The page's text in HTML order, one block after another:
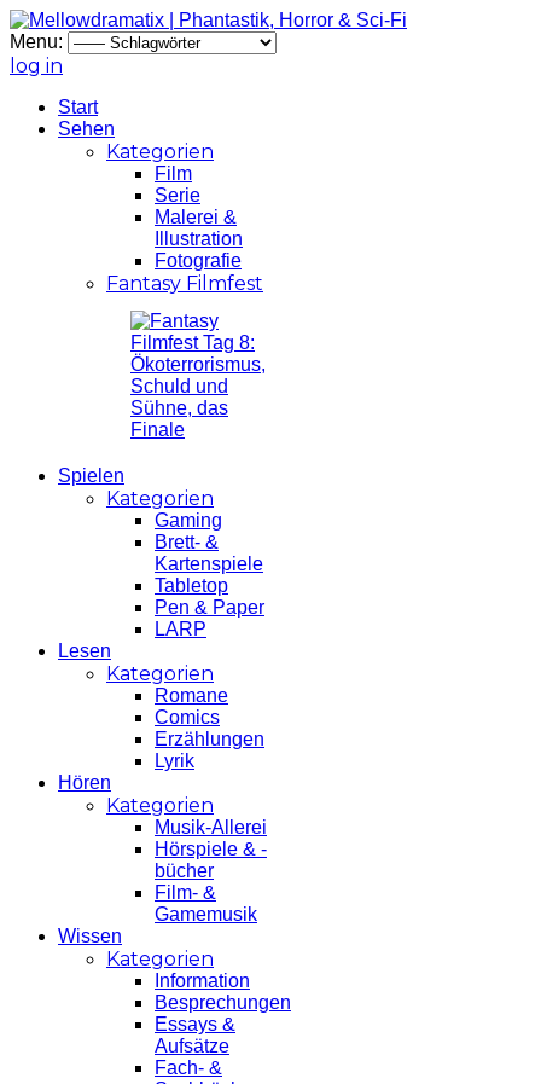
Menu:
log in
Start
Sehen
Kategorien
Film
Serie
Malerei &
Illustration
Fotografie
Fantasy Filmfest
Spielen
Kategorien
Gaming
Brett- &
Kartenspiele
Tabletop
Pen & Paper
LARP
Lesen
Kategorien
Romane
Comics
Erzählungen
Lyrik
Hören
Kategorien
Musik-Allerei
Hörspiele & -
bücher
Film- &
Gamemusik
Wissen
Kategorien
Information
Besprechungen
Essays &
Aufsätze
Fach- &